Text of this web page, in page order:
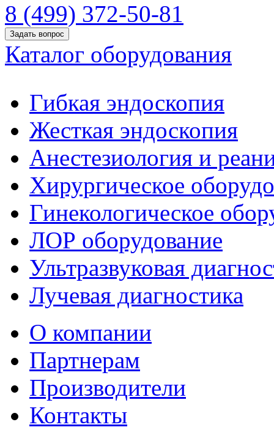
8 (499) 372-50-81
Задать вопрос
Каталог оборудования
Гибкая эндоскопия
Жесткая эндоскопия
Анестезиология и
Хирургическое
Гинекологическое
ЛОР оборудование
Ультразвуковая
Лучевая диагностика
О компании
Партнерам
Производители
Контакты